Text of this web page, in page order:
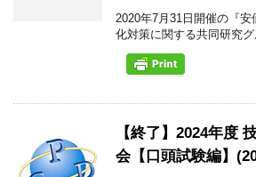
2020年7月31日開催の『
化対策に関する共同研究
【終了】2024年度
会【口頭試験編】